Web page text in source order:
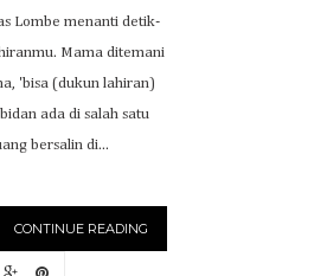
Lombe menanti detik-
Mama ditemani
'bisa (dukun lahiran)
ada di salah satu
bersalin di...
CONTINUE READING